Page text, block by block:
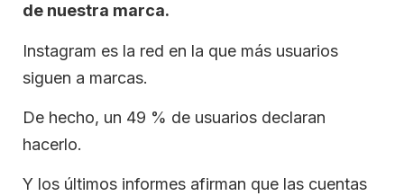
de nuestra marca.
Instagram es la red en la que más usuarios
siguen a marcas.
De hecho, un 49 % de usuarios declaran
hacerlo.
Y los últimos informes afirman que las cuentas